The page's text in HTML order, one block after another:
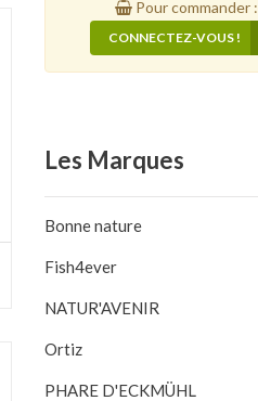
Pour commander :
CONNECTEZ-VOUS !
Les Marques
Bonne nature
Fish4ever
NATUR'AVENIR
Ortiz
PHARE D'ECKMÜHL